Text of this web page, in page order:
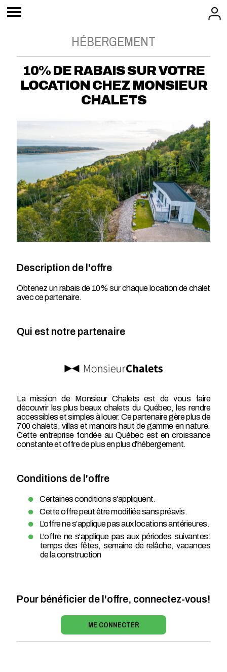
HÉBERGEMENT
10% DE RABAIS SUR VOTRE
LOCATION CHEZ MONSIEUR
CHALETS
Description de l'offre
Obtenez un rabais de 10% sur chaque location de chalet
avec ce partenaire.
Qui est notre partenaire
La mission de Monsieur Chalets est de vous faire
découvrir les plus beaux chalets du Québec, les rendre
accessibles et simples à louer. Ce partenaire gère plus de
700 chalets, villas et manoirs haut de gamme en nature.
Cette entreprise fondée au Québec est en croissance
constante et offre de plus en plus d’hébergement.
Conditions de l'offre
Certaines conditions s'appliquent.
Cette offre peut être modifiée sans préavis.
L’offre ne s’applique pas aux locations antérieures.
L'offre ne s'applique pas aux périodes suivantes:
temps des fêtes, semaine de relâche, vacances
de la construction
Pour bénéficier de l'offre, connectez-vous!
ME CONNECTER